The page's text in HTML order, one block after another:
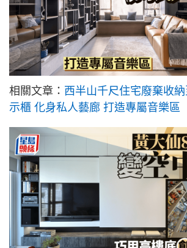
相關文章： 西半山千尺住宅廢棄收
示櫃 化身私人藝廊 打造專屬音樂區